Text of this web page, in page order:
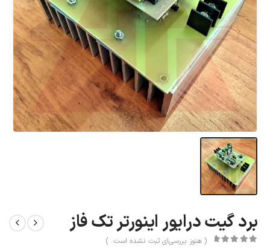
برد گیت درایور اینورتر تک فاز
( هنوز بررسی‌ای ثبت نشده است. )